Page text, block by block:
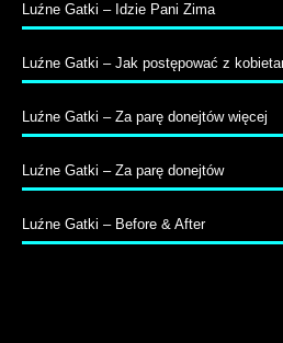
Luźne Gatki – Idzie Pani Zima
Luźne Gatki – Jak postępować z
Luźne Gatki – Za parę donejtów więcej
Luźne Gatki – Za parę donejtów
Luźne Gatki – Before & After